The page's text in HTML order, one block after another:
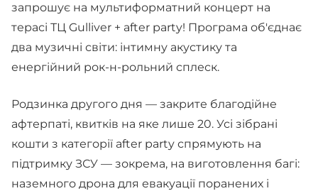
запрошує на мультиформатний концерт на
терасі ТЦ Gulliver + after party! Програма об'єднає
два музичні світи: інтимну акустику та
енергійний рок-н-рольний сплеск.
Родзинка другого дня — закрите благодійне
афтерпаті, квитків на яке лише 20. Усі зібрані
кошти з категорії after party спрямують на
підтримку ЗСУ — зокрема, на виготовлення багі:
наземного дрона для евакуації поранених і